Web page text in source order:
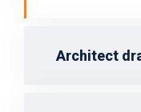
Architect